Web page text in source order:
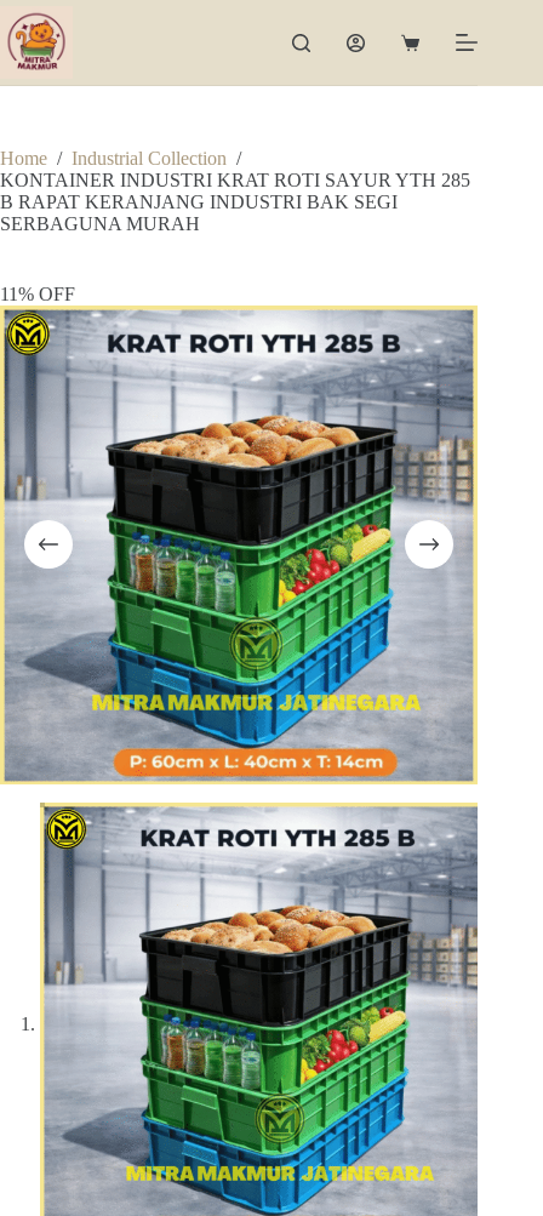
Skip
to
content
Shopping
Home / Industrial Collection /
KONTAINER INDUSTRI KRAT ROTI SAYUR YTH 285
B RAPAT KERANJANG INDUSTRI BAK SEGI
SERBAGUNA MURAH
11% OFF